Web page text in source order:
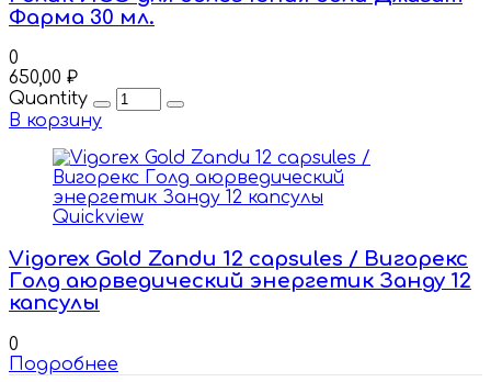
Фарма 30 мл.
0
650,00 ₽
Quantity
В корзину
Quickview
Vigorex Gold Zandu 12 capsules / Вигорекс
Голд аюрведический энергетик Занду 12
капсулы
0
Подробнее